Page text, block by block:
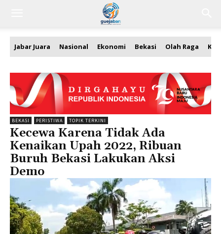
Jabar Juara Nasional Ekonomi Bekasi Olah Raga
BEKASI PERISTIWA TOPIK TERKINI
Kecewa Karena Tidak Ada
Kenaikan Upah 2022, Ribuan
Buruh Bekasi Lakukan Aksi
Demo